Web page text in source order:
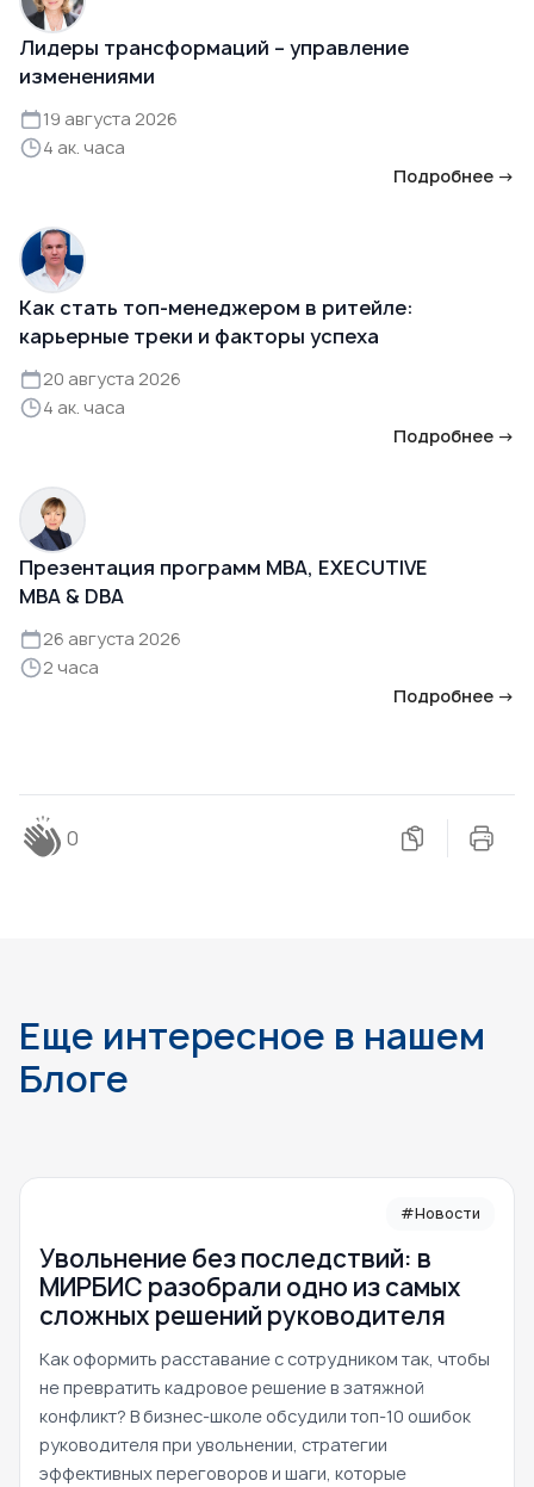
Лидеры трансформаций – управление
изменениями
19 августа 2026
4 ак. часа
Подробнее →
Как стать топ-менеджером в ритейле:
карьерные треки и факторы успеха
20 августа 2026
4 ак. часа
Подробнее →
Презентация программ MBA, EXECUTIVE
MBA & DBA
26 августа 2026
2 часа
Подробнее →
0
Еще интересное в нашем
Блоге
#Новости
Увольнение без последствий: в
МИРБИС разобрали одно из самых
сложных решений руководителя
Как оформить расставание с сотрудником так, чтобы
не превратить кадровое решение в затяжной
конфликт? В бизнес-школе обсудили топ-10 ошибок
руководителя при увольнении, стратегии
эффективных переговоров и шаги, которые